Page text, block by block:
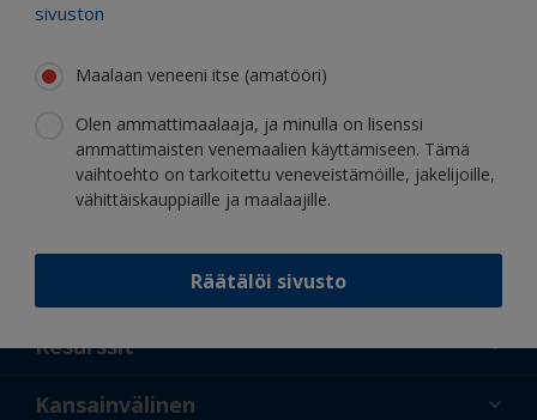
sivuston
Maalaan veneeni itse (amatööri)
Olen ammattimaalaaja, ja minulla on lisenssi
ammattimaisten venemaalien käyttämiseen. Tämä
vaihtoehto on tarkoitettu veneveistämöille, jakelijoille,
vähittäiskauppiaille ja maalaajille.
Räätälöi sivusto
Seuraa Internationalia:
Resurssit
Uusi
Kansainvälinen